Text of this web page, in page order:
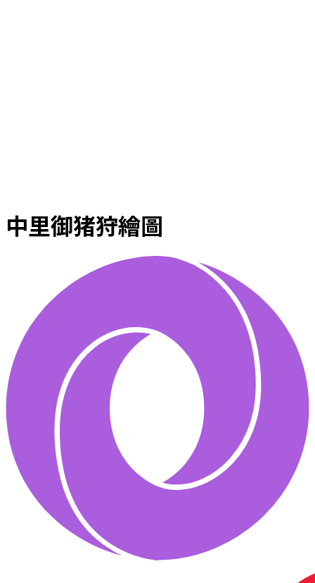
中里御猪狩繪圖